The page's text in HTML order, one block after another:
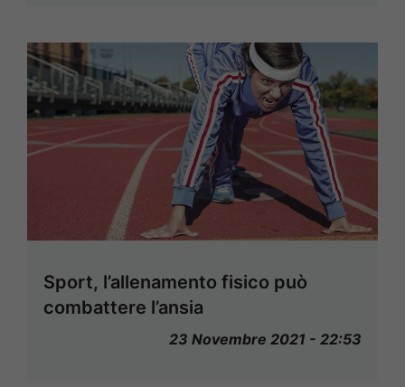
Sport, l’allenamento fisico può
combattere l’ansia
23 Novembre 2021 - 22:53